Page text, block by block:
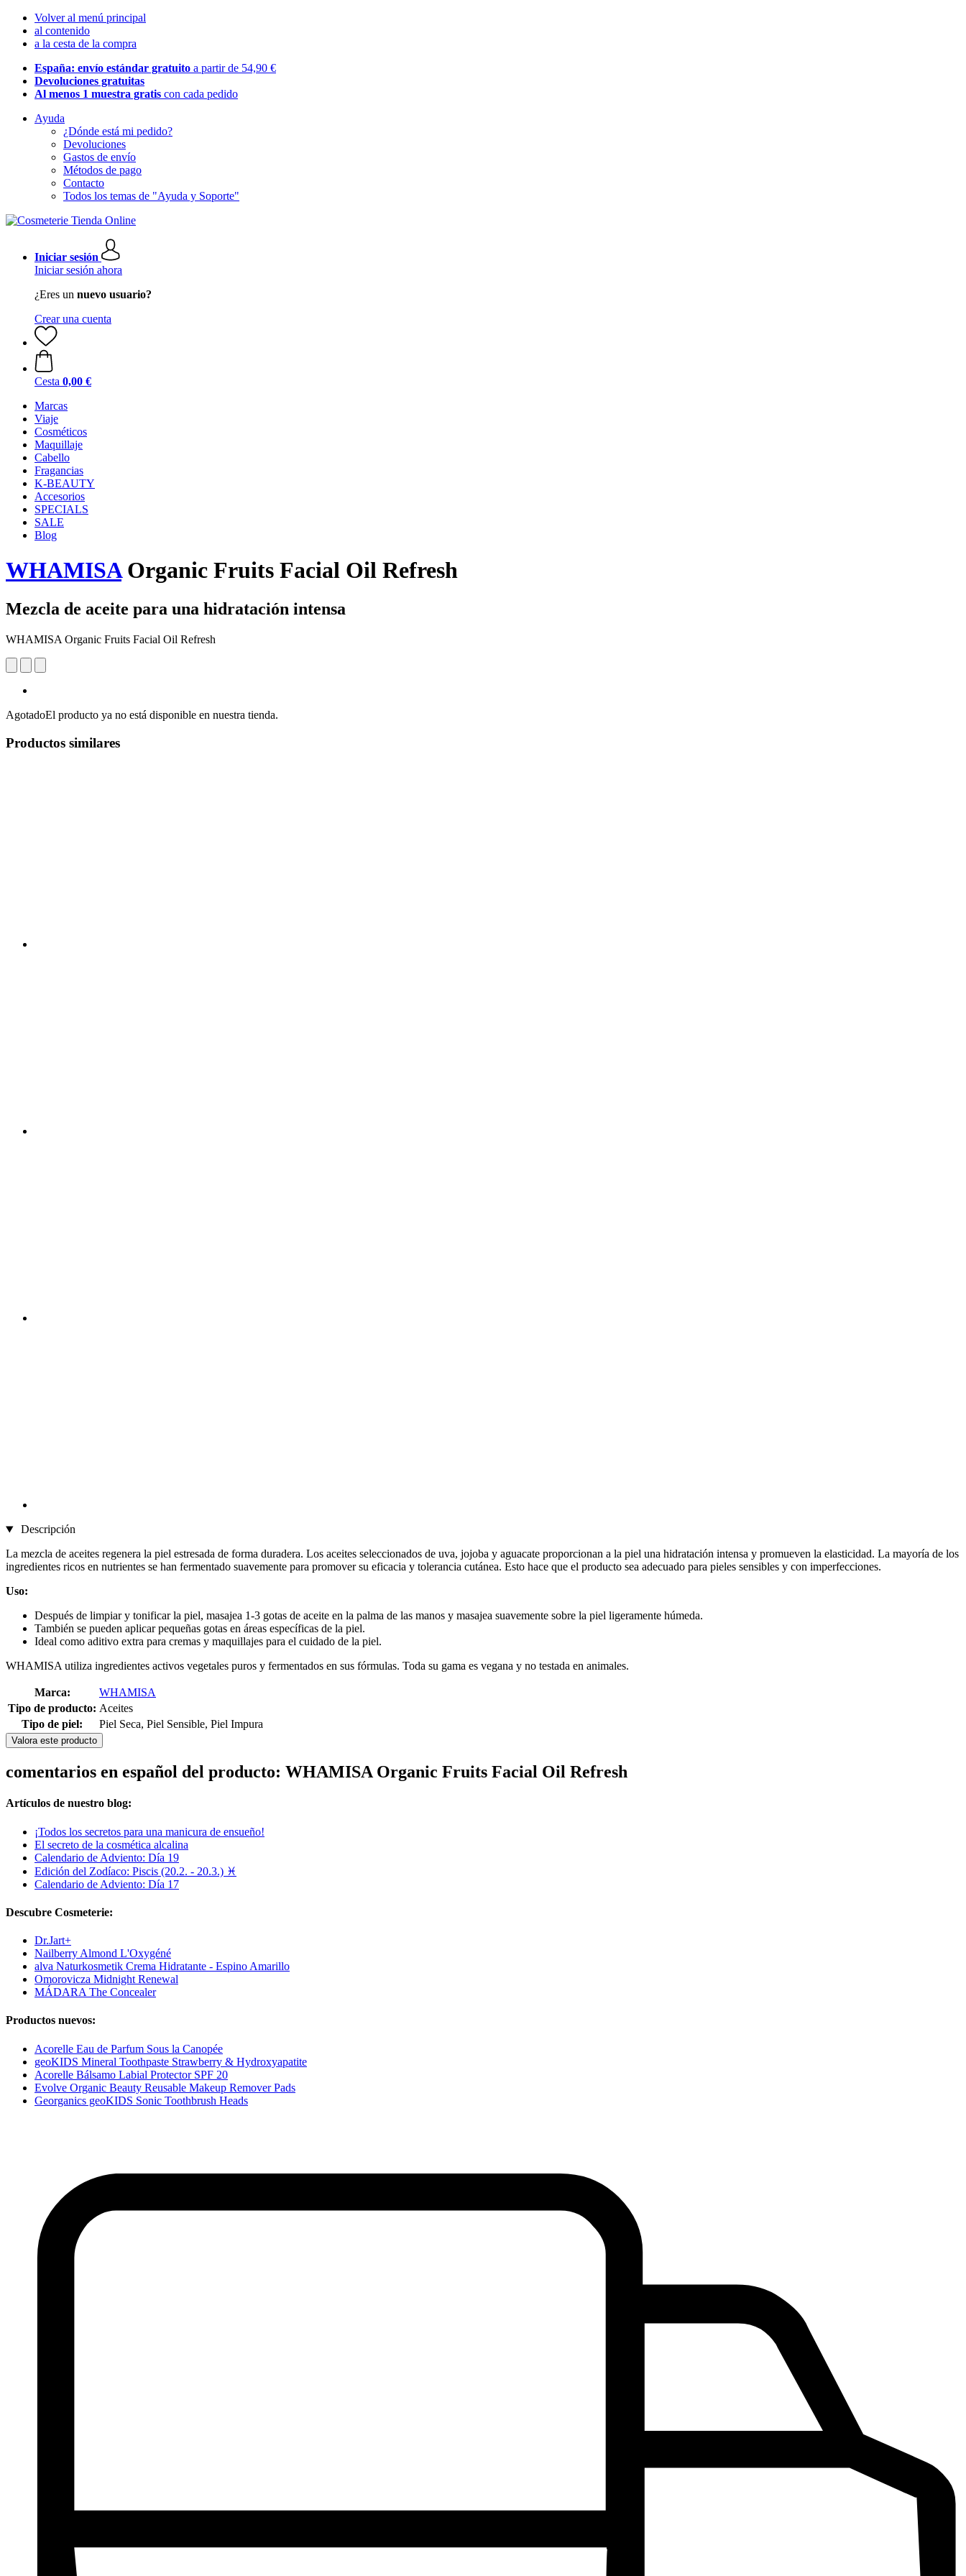
Volver al menú principal
al contenido
a la cesta de la compra
España: envío estándar gratuito a partir de 54,90 €
Devoluciones gratuitas
Al menos 1 muestra gratis con cada pedido
Ayuda
¿Dónde está mi pedido?
Devoluciones
Gastos de envío
Métodos de pago
Contacto
Todos los temas de "Ayuda y Soporte"
Iniciar sesión
Iniciar sesión ahora
¿Eres un nuevo usuario?
Crear una cuenta
Cesta 0,00 €
Marcas
Viaje
Cosméticos
Maquillaje
Cabello
Fragancias
K-BEAUTY
Accesorios
SPECIALS
SALE
Blog
WHAMISAOrganic Fruits Facial Oil Refresh
Mezcla de aceite para una hidratación intensa
WHAMISA Organic Fruits Facial Oil Refresh
AgotadoEl producto ya no está disponible en nuestra tienda.
Productos similares
Descripción
La mezcla de aceites regenera la piel estresada de forma duradera. Los aceites seleccionados de uva, jojoba y aguacate proporcionan a la piel una hidratación intensa y promueven la elasticidad. La mayoría de los
ingredientes ricos en nutrientes se han fermentado suavemente para promover su eficacia y tolerancia cutánea. Esto hace que el producto sea adecuado para pieles sensibles y con imperfecciones.
Uso:
Después de limpiar y tonificar la piel, masajea 1-3 gotas de aceite en la palma de las manos y masajea suavemente sobre la piel ligeramente húmeda.
También se pueden aplicar pequeñas gotas en áreas específicas de la piel.
Ideal como aditivo extra para cremas y maquillajes para el cuidado de la piel.
WHAMISA utiliza ingredientes activos vegetales puros y fermentados en sus fórmulas. Toda su gama es vegana y no testada en animales.
Marca:
WHAMISA
Tipo de producto: Aceites
Tipo de piel:
Piel Seca, Piel Sensible, Piel Impura
Valora este producto
comentarios en español del producto: WHAMISA Organic Fruits Facial Oil Refresh
Artículos de nuestro blog:
¡Todos los secretos para una manicura de ensueño!
El secreto de la cosmética alcalina
Calendario de Adviento: Día 19
Edición del Zodíaco: Piscis (20.2. - 20.3.) ♓
Calendario de Adviento: Día 17
Descubre Cosmeterie:
Dr.Jart+
Nailberry Almond L'Oxygéné
alva Naturkosmetik Crema Hidratante - Espino Amarillo
Omorovicza Midnight Renewal
MÁDARA The Concealer
Productos nuevos:
Acorelle Eau de Parfum Sous la Canopée
geoKIDS Mineral Toothpaste Strawberry & Hydroxyapatite
Acorelle Bálsamo Labial Protector SPF 20
Evolve Organic Beauty Reusable Makeup Remover Pads
Georganics geoKIDS Sonic Toothbrush Heads